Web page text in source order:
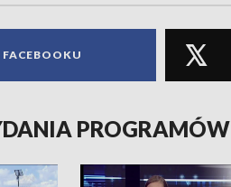
PROGRAMÓW